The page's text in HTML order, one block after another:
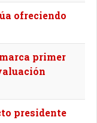
ofreciendo
primer
presidente